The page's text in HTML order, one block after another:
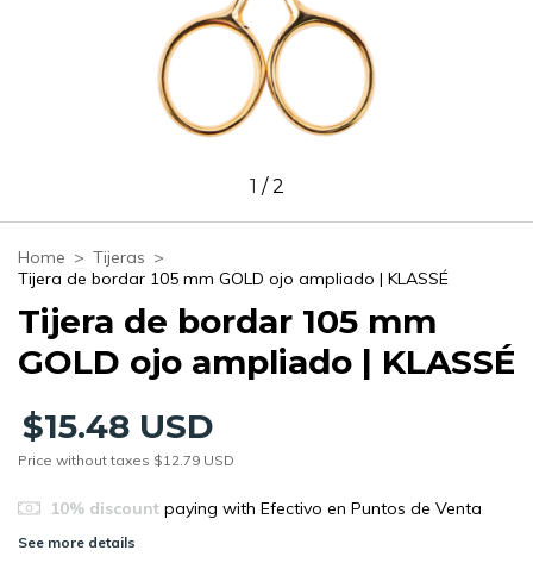
1 /2
Home > Tijeras >
Tijera de bordar 105 mm GOLD ojo ampliado | KLASSÉ
Tijera de bordar 105 mm
GOLD ojo ampliado | KLASSÉ
$15.48 USD
Price without taxes $12.79 USD
10% discountpaying with Efectivo en Puntos de Venta
See more details